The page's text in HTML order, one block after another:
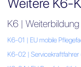
Weitere K6-
K6 | Weiterbildung
K6-01 | EU mobile
K6-02 | Servicekraftfahrer